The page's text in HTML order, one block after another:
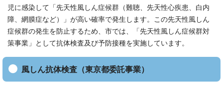
児に感染して「先天性風しん症候群（難聴、先天性心疾患、白内
障、網膜症など）」が高い確率で発生します。この先天性風しん
症候群の発生を防止するため、市では、「先天性風しん症候群対
策事業」として抗体検査及び予防接種を実施しています。
風しん抗体検査（東京都委託事業）